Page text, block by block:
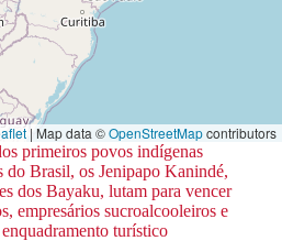
| Map data ©OpenStreetMapcontributors
primeiros povos indígenas
do Brasil, os Jenipapo Kanindé,
dos Bayaku, lutam para vencer
empresários sucroalcooleiros e
turístico